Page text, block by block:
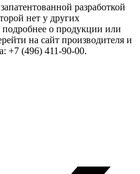
разработкой
нет у других
о продукции или
на сайт производителя и
+7 (496) 411-90-00.